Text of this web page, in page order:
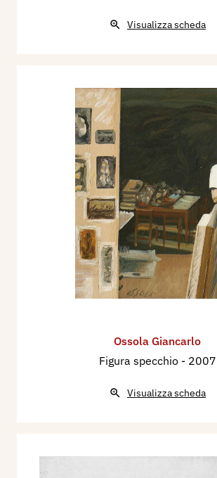
Visualizza scheda
Ossola Giancarlo
Figura specchio - 2007
Visualizza scheda